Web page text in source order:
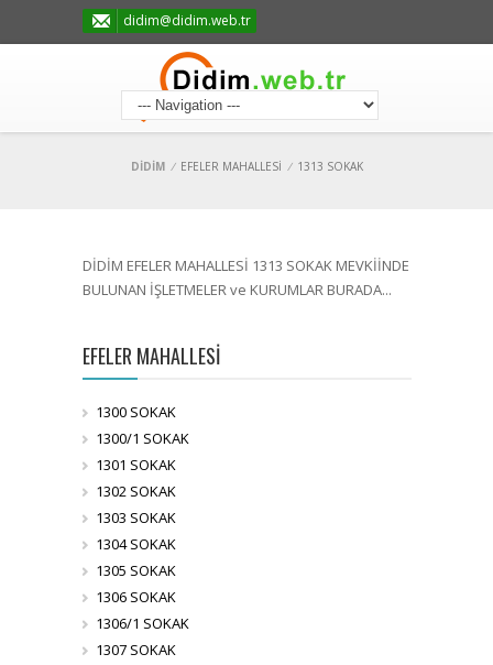
didim@didim.web.tr
DİDİM / EFELER MAHALLESİ / 1313 SOKAK
DİDİM EFELER MAHALLESİ 1313 SOKAK MEVKİİNDE
BULUNAN İŞLETMELER ve KURUMLAR BURADA...
EFELER MAHALLESİ
1300 SOKAK
1300/1 SOKAK
1301 SOKAK
1302 SOKAK
1303 SOKAK
1304 SOKAK
1305 SOKAK
1306 SOKAK
1306/1 SOKAK
1307 SOKAK